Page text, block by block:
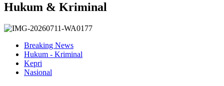
Hukum & Kriminal
Breaking News
Hukum - Kriminal
Kepri
Nasional